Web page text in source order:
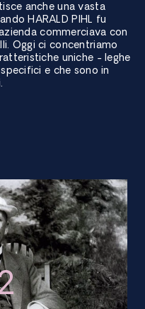
anche una vasta
HARALD PIHL fu
commerciava con
Oggi ci concentriamo
uniche - leghe
e che sono in